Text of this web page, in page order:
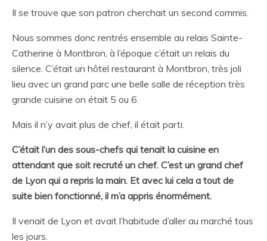
Il se trouve que son patron cherchait un second commis.
Nous sommes donc rentrés ensemble au relais Sainte-
Catherine à Montbron, à l’époque c’était un relais du
silence. C’était un hôtel restaurant à Montbron, très joli
lieu avec un grand parc une belle salle de réception très
grande cuisine on était 5 ou 6.
Mais il n’y avait plus de chef, il était parti.
C’était l’un des sous-chefs qui tenait la cuisine en
attendant que soit recruté un chef. C’est un grand chef
de Lyon qui a repris la main. Et avec lui cela a tout de
suite bien fonctionné, il m’a appris énormément.
Il venait de Lyon et avait l’habitude d’aller au marché tous
les jours.